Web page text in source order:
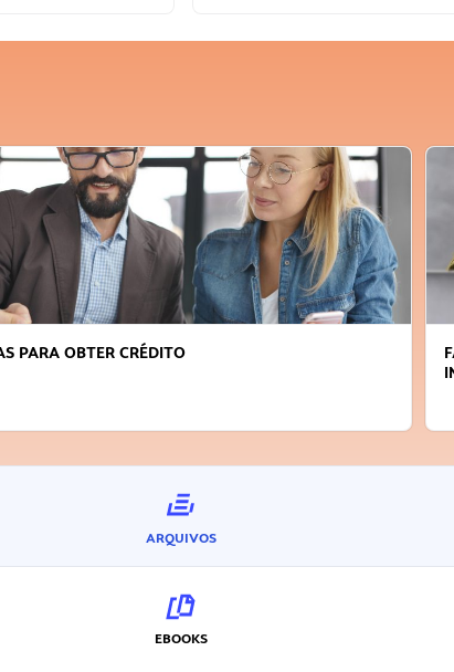
PARA OBTER CRÉDITO
ARQUIVOS
EBOOKS